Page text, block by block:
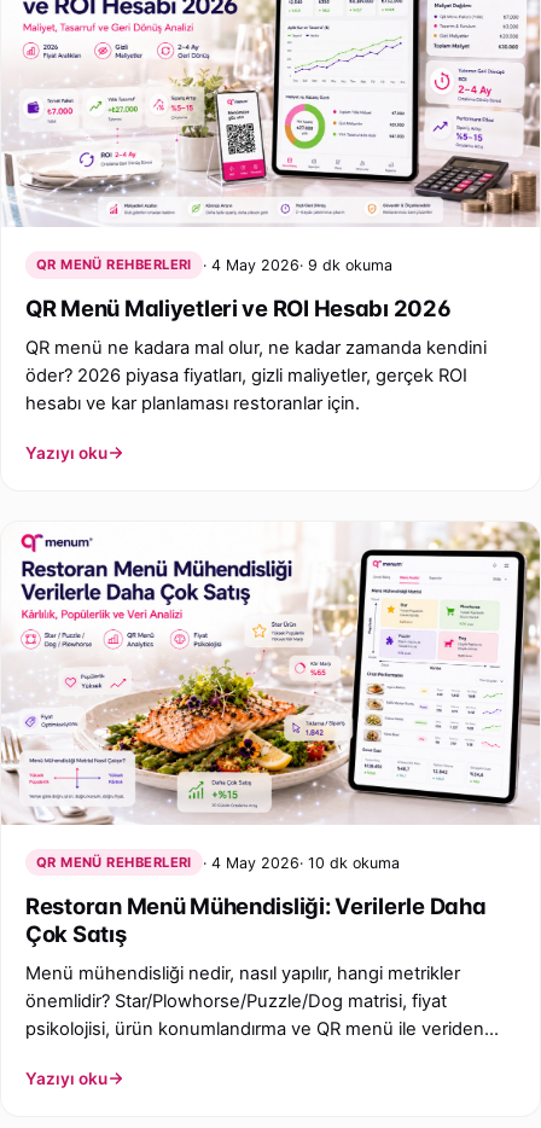
QR MENÜ REHBERLERI 4 May 2026 9 dk okuma
QR Menü Maliyetleri ve ROI Hesabı 2026
QR menü ne kadara mal olur, ne kadar zamanda kendini
öder? 2026 piyasa fiyatları, gizli maliyetler, gerçek ROI
hesabı ve kar planlaması restoranlar için.
Yazıyı oku
QR MENÜ REHBERLERI 4 May 2026 10 dk okuma
Restoran Menü Mühendisliği: Verilerle Daha
Çok Satış
Menü mühendisliği nedir, nasıl yapılır, hangi metrikler
önemlidir? Star/Plowhorse/Puzzle/Dog matrisi, fiyat
psikolojisi, ürün konumlandırma ve QR menü ile veriden
Yazıyı oku